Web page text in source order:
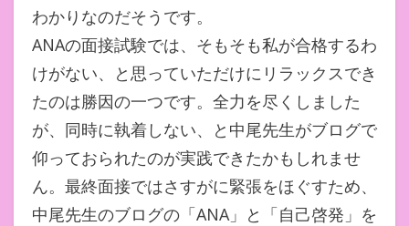
わかりなのだそうです。
ANAの面接試験では、そもそも私が合格するわ
けがない、と思っていただけにリラックスでき
たのは勝因の一つです。全力を尽くしました
が、同時に執着しない、と中尾先生がブログで
仰っておられたのが実践できたかもしれませ
ん。最終面接ではさすがに緊張をほぐすため、
中尾先生のブログの「ANA」と「自己啓発」を